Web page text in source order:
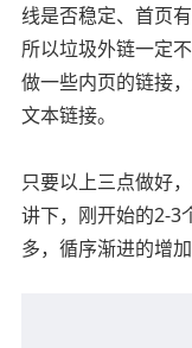
线是否稳定、首页
所以垃圾外链一定
做一些内页的链接
文本链接。
只要以上三点做好
讲下，刚开始的2-3
多，循序渐进的增